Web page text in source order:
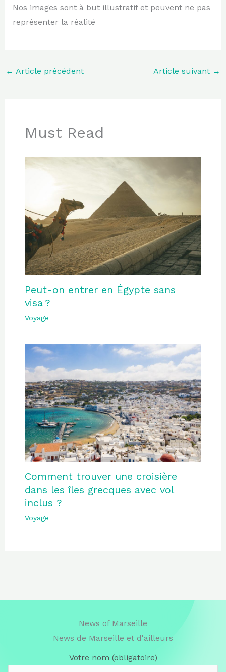
Nos images sont à but illustratif et peuvent ne pas
représenter la réalité
← Article précédent Article suivant →
Must Read
Peut-on entrer en Égypte sans
visa ?
Voyage
Comment trouver une croisière
dans les îles grecques avec vol
inclus ?
Voyage
News of Marseille
News de Marseille et d'ailleurs
Votre nom (obligatoire)